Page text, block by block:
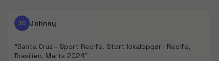
FanDays bidrag
JO Johnny
"Santa Cruz - Sport Recife. Stort lokalopgør i Recife,
Brasilien. Marts 2024"